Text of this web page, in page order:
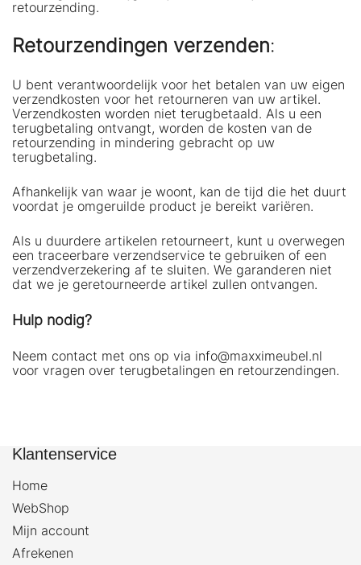
retourzending.
Retourzendingen verzenden:
U bent verantwoordelijk voor het betalen van uw eigen
verzendkosten voor het retourneren van uw artikel.
Verzendkosten worden niet terugbetaald. Als u een
terugbetaling ontvangt, worden de kosten van de
retourzending in mindering gebracht op uw
terugbetaling.
Afhankelijk van waar je woont, kan de tijd die het duurt
voordat je omgeruilde product je bereikt variëren.
Als u duurdere artikelen retourneert, kunt u overwegen
een traceerbare verzendservice te gebruiken of een
verzendverzekering af te sluiten. We garanderen niet
dat we je geretourneerde artikel zullen ontvangen.
Hulp nodig?
Neem contact met ons op via info@maxximeubel.nl
voor vragen over terugbetalingen en retourzendingen.
Klantenservice
Home
WebShop
Mijn account
Afrekenen